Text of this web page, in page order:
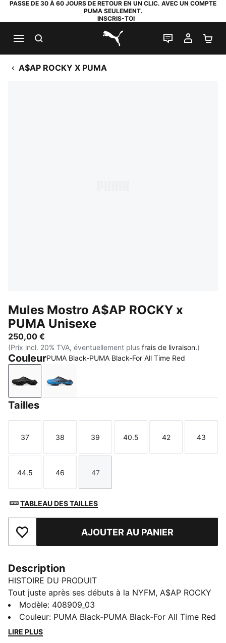
PASSE DE 30 À 60 JOURS DE RETOUR EN UN CLIC. AVEC UN COMPTE
PUMA SEULEMENT.
INSCRIS-TOI
PUMA.com
LIVE CHAT
MON
A$AP ROCKY X PUMA
Mules Mostro A$AP ROCKY x
PUMA Unisexe
250,00 €
(Prix incl. 20% TVA, éventuellement plus frais de livraison.)
CouleurPUMA Black-PUMA Black-For All Time Red
PUMA Black-PUMA Black-For All Time Red
Blue Glimmer-New Navy-For All Time Red
Tailles
Taille
37
Taille
38
Taille
39
Taille
40.5
Taille
42
Taille
43
Taille
44.5
Taille
46
Taille
47
TABLEAU DES TAILLES
Ajouter aux favorisAJOUTER AU PANIER
Description
HISTOIRE DU PRODUIT
Tout juste après ses débuts à la NYFM, A$AP ROCKY
x PUMA dévoile la Mostro 3.D Mule. Mostro signifie
« Monstre » en italien. Un nom parfaitement choisi
pour cette chaussure à enfiler dont la silhouette
Modèle: 408909_03
Couleur: PUMA Black-PUMA Black-For All Time Red
LIRE PLUS